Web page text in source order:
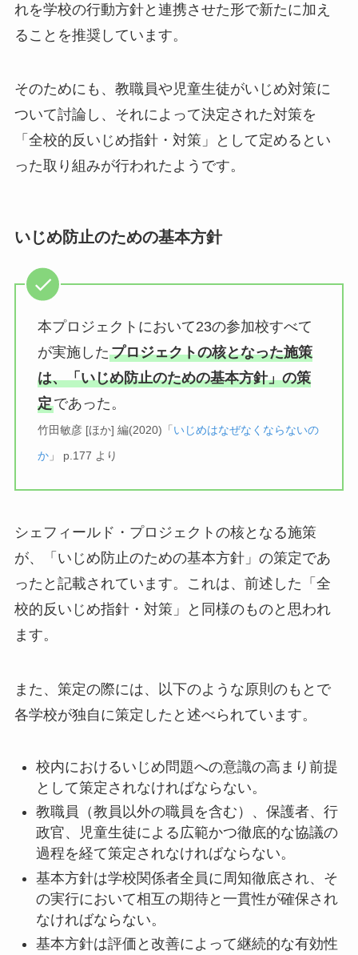
れを学校の行動方針と連携させた形で新たに加え
ることを推奨しています。
そのためにも、教職員や児童生徒がいじめ対策に
ついて討論し、それによって決定された対策を
「全校的反いじめ指針・対策」として定めるとい
った取り組みが行われたようです。
いじめ防止のための基本方針
本プロジェクトにおいて23の参加校すべて
が実施したプロジェクトの核となった施策
は、「いじめ防止のための基本方針」の策
定であった。
竹田敏彦 [ほか] 編(2020)「 いじめはなぜなくならないの
か」 p.177 より
シェフィールド・プロジェクトの核となる施策
が、「いじめ防止のための基本方針」の策定であ
ったと記載されています。これは、前述した「全
校的反いじめ指針・対策」と同様のものと思われ
ます。
また、策定の際には、以下のような原則のもとで
各学校が独自に策定したと述べられています。
校内におけるいじめ問題への意識の高まり前提
として策定されなければならない。
教職員（教員以外の職員を含む）、保護者、行
政官、児童生徒による広範かつ徹底的な協議の
過程を経て策定されなければならない。
基本方針は学校関係者全員に周知徹底され、そ
の実行において相互の期待と一貫性が確保され
なければならない。
基本方針は評価と改善によって継続的な有効性